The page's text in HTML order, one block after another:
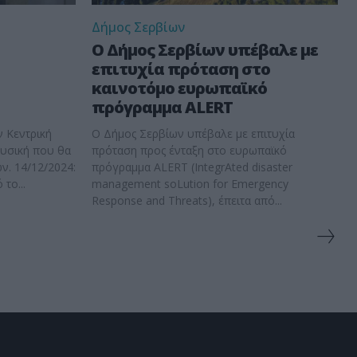
που θα
το...
Δήμος Σερβίων
Ο Δήμος Σερβίων υπέβαλε με
επιτυχία πρόταση στο
καινοτόμο ευρωπαϊκό
πρόγραμμα ALERT
Ο Δήμος Σερβίων υπέβαλε με επιτυχία
πρόταση προς ένταξη στο ευρωπαϊκό
πρόγραμμα ALERT (IntegrAted disaster
management soLution for Emergency
Response and Threats), έπειτα από...